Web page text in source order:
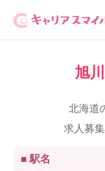
無料相談
無料転職相
正社員／パー
正社員
旭
北海道
求人募
■ 駅名